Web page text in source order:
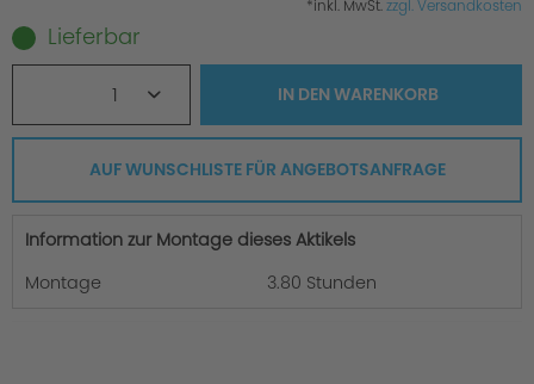
*inkl. MwSt.zzgl. Versandkosten
Lieferbar
1 IN DENWARENKORB
AUF WUNSCHLISTE FÜR ANGEBOTSANFRAGE
Information zur Montage dieses Aktikels
Montage
3.80 Stunden